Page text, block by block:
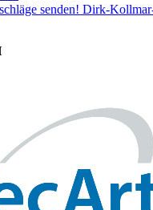
senden! Dirk-